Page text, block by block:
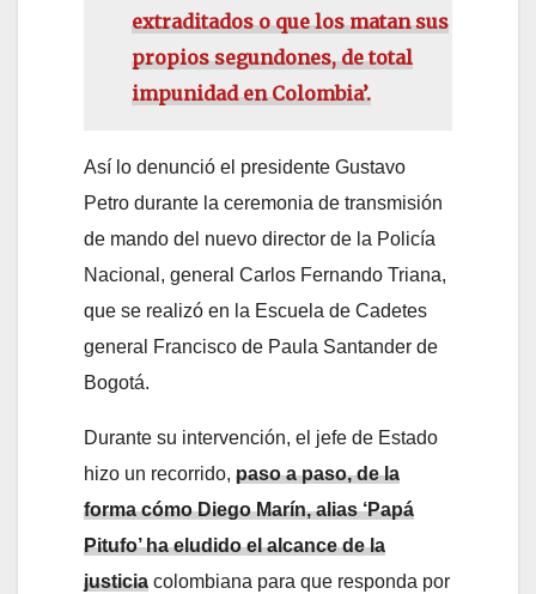
extraditados o que los matan sus
propios segundones, de total
impunidad en Colombia’.
Así lo denunció el presidente Gustavo
Petro durante la ceremonia de transmisión
de mando del nuevo director de la Policía
Nacional, general Carlos Fernando Triana,
que se realizó en la Escuela de Cadetes
general Francisco de Paula Santander de
Bogotá.
Durante su intervención, el jefe de Estado
hizo un recorrido, paso a paso, de la
forma cómo Diego Marín, alias ‘Papá
Pitufo’ ha eludido el alcance de la
justicia colombiana para que responda por